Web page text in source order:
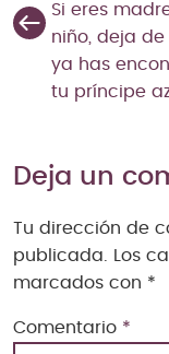
Si eres
niño, deja de
ya has
tu príncipe
Deja un
Tu dirección de
publicada.
Los
marcados con *
Comentario *